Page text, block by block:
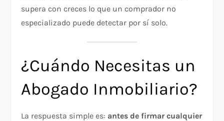
supera con creces lo que un comprador no
especializado puede detectar por sí solo.
¿Cuándo Necesitas un
Abogado Inmobiliario?
La respuesta simple es: antes de firmar cualquier